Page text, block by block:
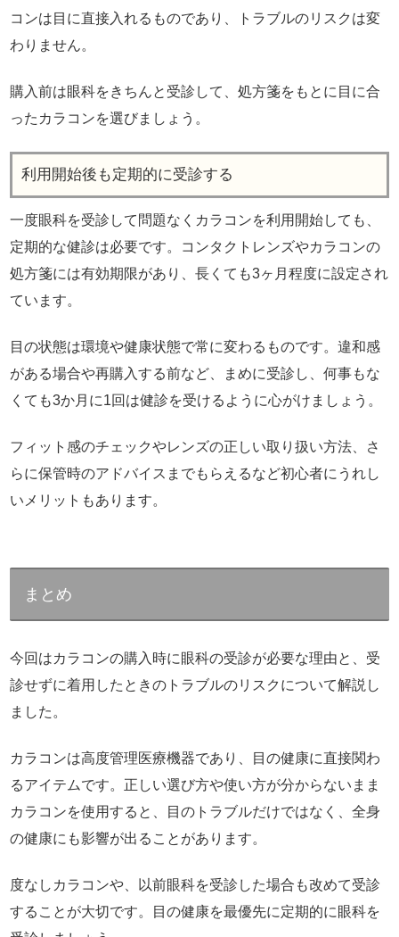
コンは目に直接入れるものであり、トラブルのリスクは変
わりません。
購入前は眼科をきちんと受診して、処方箋をもとに目に合
ったカラコンを選びましょう。
利用開始後も定期的に受診する
一度眼科を受診して問題なくカラコンを利用開始しても、
定期的な健診は必要です。コンタクトレンズやカラコンの
処方箋には有効期限があり、長くても3ヶ月程度に設定され
ています。
目の状態は環境や健康状態で常に変わるものです。違和感
がある場合や再購入する前など、まめに受診し、何事もな
くても3か月に1回は健診を受けるように心がけましょう。
フィット感のチェックやレンズの正しい取り扱い方法、さ
らに保管時のアドバイスまでもらえるなど初心者にうれし
いメリットもあります。
まとめ
今回はカラコンの購入時に眼科の受診が必要な理由と、受
診せずに着用したときのトラブルのリスクについて解説し
ました。
カラコンは高度管理医療機器であり、目の健康に直接関わ
るアイテムです。正しい選び方や使い方が分からないまま
カラコンを使用すると、目のトラブルだけではなく、全身
の健康にも影響が出ることがあります。
度なしカラコンや、以前眼科を受診した場合も改めて受診
することが大切です。目の健康を最優先に定期的に眼科を